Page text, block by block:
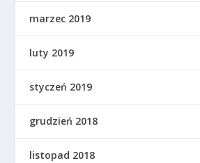
marzec 2019
luty 2019
styczeń 2019
grudzień 2018
listopad 2018